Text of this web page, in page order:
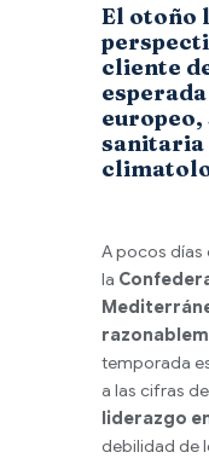
El otoño
cliente
sanitaria
A pocos días
la
temporada
a las cifras
liderazgo
debilidad de